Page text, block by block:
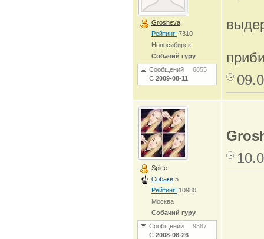
Grosheva
Рейтинг: 7310
Новосибирск
Собачий гуру
Сообщений 6855
С 2009-08-11
Spice
Собаки 5
Рейтинг: 10980
Москва
Собачий гуру
Сообщений 9387
С 2008-08-26